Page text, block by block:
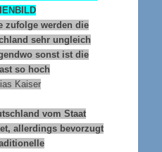
zufolge werden die
sehr ungleich
sonst ist die
so hoch
Kaiser
vom Staat
allerdings bevorzugt